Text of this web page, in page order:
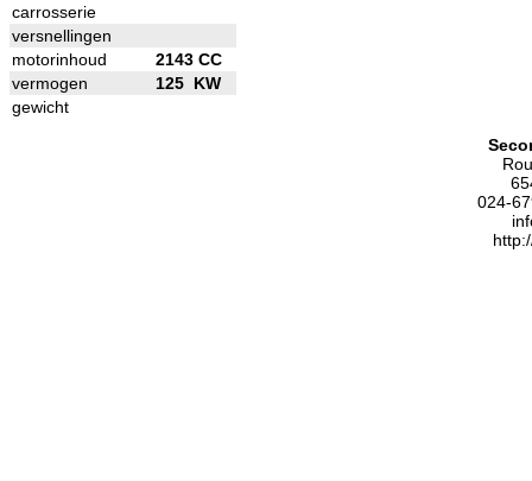
carrosserie
versnellingen
motorinhoud
2143 CC
vermogen
125 KW
gewicht
024-